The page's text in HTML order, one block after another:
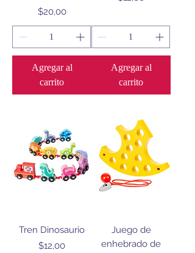
Precio
$20,00
Agregar al
carrito
Agregar al
carrito
Tren Dinosaurio
Precio
$12,00
Juego de
enhebrado de